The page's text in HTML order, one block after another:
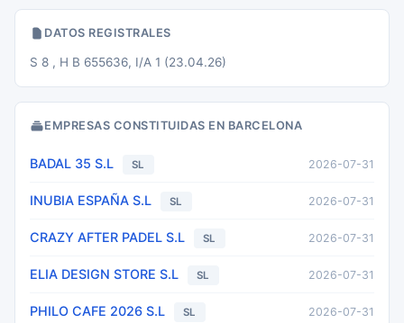
DATOS REGISTRALES
S 8 , H B 655636, I/A 1 (23.04.26)
EMPRESAS CONSTITUIDAS EN BARCELONA
BADAL 35 S.L SL 2026-07-31
INUBIA ESPAÑA S.L SL 2026-07-31
CRAZY AFTER PADEL S.L SL 2026-07-31
ELIA DESIGN STORE S.L SL 2026-07-31
PHILO CAFE 2026 S.L SL 2026-07-31